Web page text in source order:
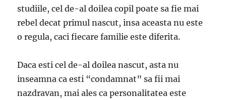
studiile, cel de-al doilea copil poate sa fie mai
rebel decat primul nascut, insa aceasta nu este
o regula, caci fiecare familie este diferita.
Daca esti cel de-al doilea nascut, asta nu
inseamna ca esti “condamnat” sa fii mai
nazdravan, mai ales ca personalitatea este